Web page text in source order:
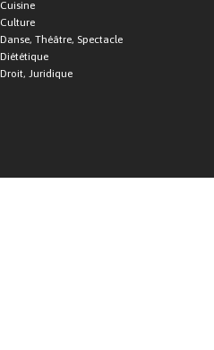
Cuisine
Culture
Danse, Théâtre, Spectacle
Diététique
Droit, Juridique